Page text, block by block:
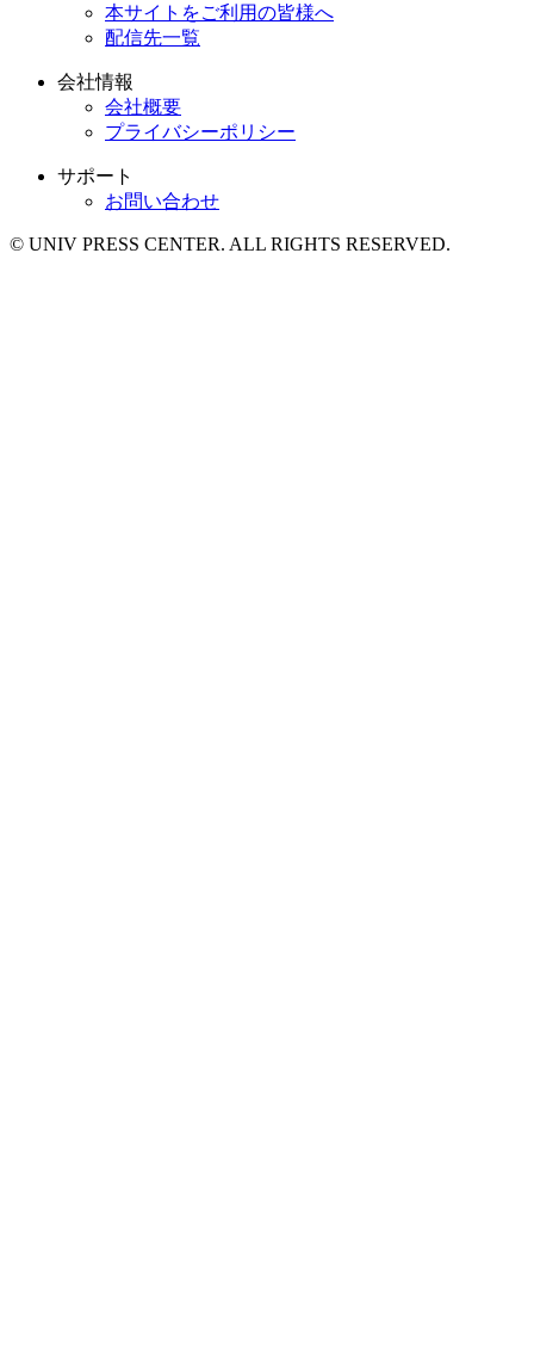
本サイトをご利用の皆様へ
配信先一覧
会社情報
会社概要
プライバシーポリシー
サポート
お問い合わせ
© UNIV PRESS CENTER. ALL RIGHTS RESERVED.